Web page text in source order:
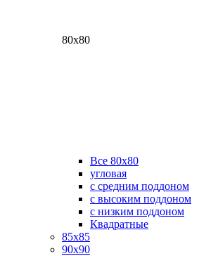
80х80
Все 80х80
угловая
с средним поддоном
с высоким поддоном
с низким поддоном
Квадратные
85х85
90х90